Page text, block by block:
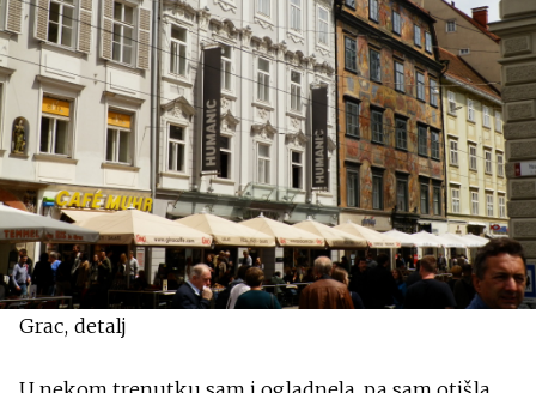
Grac, detalj